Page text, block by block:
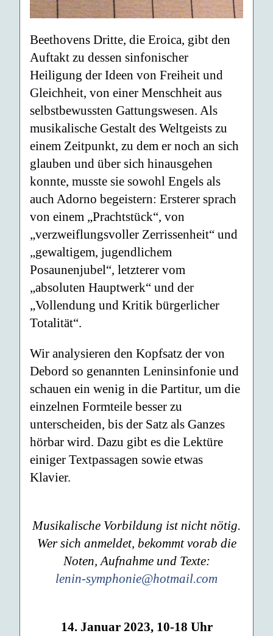
Beethovens Dritte, die Eroica, gibt den
Auftakt zu dessen sinfonischer
Heiligung der Ideen von Freiheit und
Gleichheit, von einer Menschheit aus
selbstbewussten Gattungswesen. Als
musikalische Gestalt des Weltgeists zu
einem Zeitpunkt, zu dem er noch an sich
glauben und über sich hinausgehen
konnte, musste sie sowohl Engels als
auch Adorno begeistern: Ersterer sprach
von einem „Prachtstück“, von
„verzweiflungsvoller Zerrissenheit“ und
„gewaltigem, jugendlichem
Posaunenjubel“, letzterer vom
„absoluten Hauptwerk“ und der
„Vollendung und Kritik bürgerlicher
Totalität“.
Wir analysieren den Kopfsatz der von
Debord so genannten Leninsinfonie und
schauen ein wenig in die Partitur, um die
einzelnen Formteile besser zu
unterscheiden, bis der Satz als Ganzes
hörbar wird. Dazu gibt es die Lektüre
einiger Textpassagen sowie etwas
Klavier.
Musikalische Vorbildung ist nicht nötig.
Wer sich anmeldet, bekommt vorab die
Noten, Aufnahme und Texte:
lenin-symphonie@hotmail.com
14. Januar 2023, 10-18 Uhr